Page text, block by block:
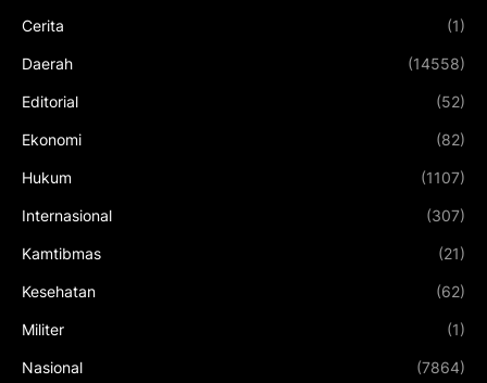
Cerita (1)
Daerah (14558)
Editorial (52)
Ekonomi (82)
Hukum (1107)
Internasional (307)
Kamtibmas (21)
Kesehatan (62)
Militer (1)
Nasional (7864)